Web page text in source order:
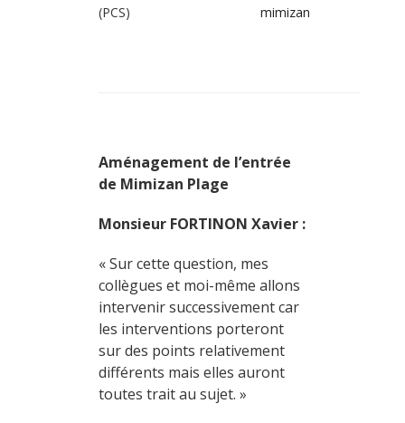
(PCS)
mimizan
Aménagement de l’entrée
de Mimizan Plage
Monsieur FORTINON Xavier :
« Sur cette question, mes
collègues et moi-même allons
intervenir successivement car
les interventions porteront
sur des points relativement
différents mais elles auront
toutes trait au sujet. »